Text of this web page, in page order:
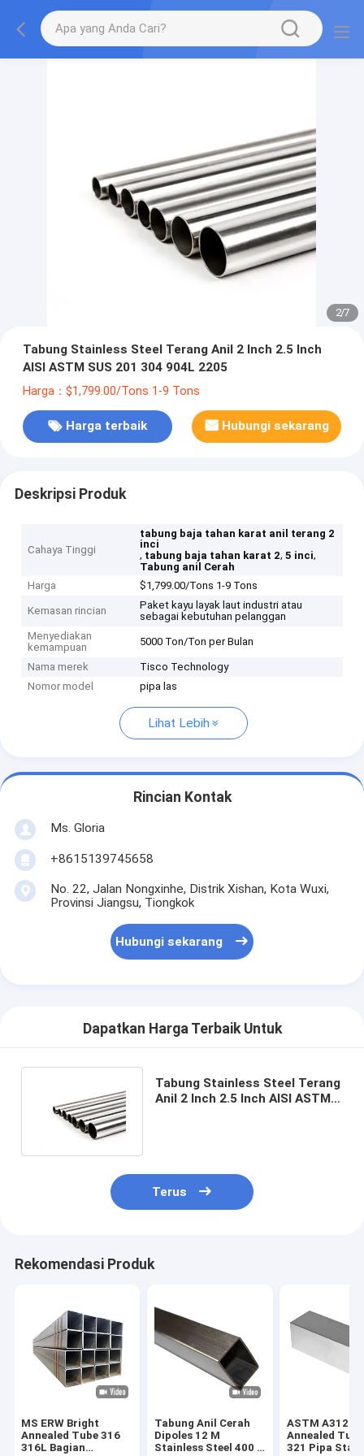
2/7
Tabung Stainless Steel Terang Anil 2 Inch 2.5 Inch
AISI ASTM SUS 201 304 904L 2205
Harga：$1,799.00/Tons 1-9 Tons
Harga terbaik Hubungi sekarang
Deskripsi Produk
Cahaya Tinggi
tabung baja tahan karat anil terang 2
inci
, tabung baja tahan karat 2,5 inci,
Tabung anil Cerah
Harga
$1,799.00/Tons 1-9 Tons
Kemasan rincian
Paket kayu layak laut industri atau
sebagai kebutuhan pelanggan
Menyediakan
kemampuan
5000 Ton/Ton per Bulan
Nama merek
Tisco Technology
Nomor model
pipa las
Lihat Lebih
Rincian Kontak
Ms. Gloria
+8615139745658
No. 22, Jalan Nongxinhe, Distrik Xishan, Kota Wuxi,
Provinsi Jiangsu, Tiongkok
Hubungi sekarang
Dapatkan Harga Terbaik Untuk
Tabung Stainless Steel Terang
Anil 2 Inch 2.5 Inch AISI ASTM
Terus
Rekomendasi Produk
MS ERW Bright
Annealed Tube 316
316L Bagian
Tabung Anil Cerah
Dipoles 12 M
Stainless Steel 400 #
ASTM A312
Annealed
321 Pipa